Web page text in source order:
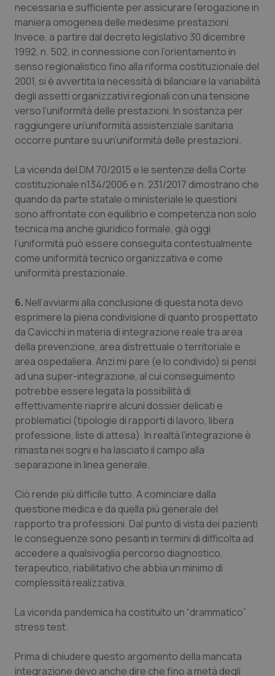
necessaria e sufficiente per assicurare l’erogazione in
maniera omogenea delle medesime prestazioni.
Invece, a partire dal decreto legislativo 30 dicembre
1992, n. 502, in connessione con l’orientamento in
senso regionalistico fino alla riforma costituzionale del
2001, si è avvertita la necessità di bilanciare la variabilità
degli assetti organizzativi regionali con una tensione
verso l’uniformità delle prestazioni. In sostanza per
raggiungere un’uniformità assistenziale sanitaria
occorre puntare su un’uniformità delle prestazioni.
La vicenda del DM 70/2015 e le sentenze della Corte
costituzionale n134/2006 e n. 231/2017 dimostrano che
quando da parte statale o ministeriale le questioni
sono affrontate con equilibrio e competenza non solo
tecnica ma anche giuridico formale, già oggi
l’uniformità può essere conseguita contestualmente
come uniformità tecnico organizzativa e come
uniformità prestazionale.
6. Nell’avviarmi alla conclusione di questa nota devo
esprimere la piena condivisione di quanto prospettato
da Cavicchi in materia di integrazione reale tra area
della prevenzione, area distrettuale o territoriale e
area ospedaliera. Anzi mi pare (e lo condivido) si pensi
ad una super-integrazione, al cui conseguimento
potrebbe essere legata la possibilità di
effettivamente riaprire alcuni dossier delicati e
problematici (tipologie di rapporti di lavoro, libera
professione, liste di attesa). In realtà l’integrazione è
rimasta nei sogni e ha lasciato il campo alla
separazione in linea generale.
Ciò rende più difficile tutto. A cominciare dalla
questione medica e da quella più generale del
rapporto tra professioni. Dal punto di vista dei pazienti
le conseguenze sono pesanti in termini di difficolta ad
accedere a qualsivoglia percorso diagnostico,
terapeutico, riabilitativo che abbia un minimo di
complessità realizzativa.
La vicenda pandemica ha costituito un “drammatico”
stress test.
Prima di chiudere questo argomento della mancata
integrazione devo anche dire che fino a metà degli